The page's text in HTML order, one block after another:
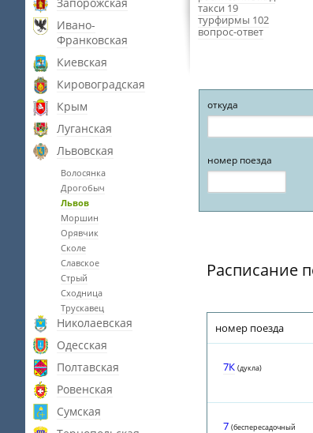
Ивано-
Франковская
Киевская
Кировоградская
Крым
Луганская
Львовская
Волосянка
Дрогобыч
Львов
Моршин
Орявчик
Сколе
Славское
Стрый
Сходница
Трускавец
Николаевская
Одесская
Полтавская
Ровенская
Сумская
такси 19
турфирмы 102
вопрос-ответ
откуда
номер поезда
Расписание
номер поезда
7К (дуклa)
7 (беспересадочный